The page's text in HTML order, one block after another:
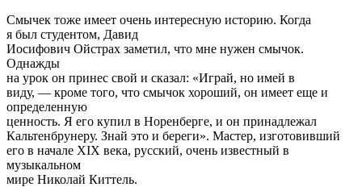
Смычек тоже имеет очень интересную историю. Когда
я был студентом, Давид
Иосифович Ойстрах заметил, что мне нужен смычок.
Однажды
на урок он принес свой и сказал: «Играй, но имей в
виду, — кроме того, что смычок хороший, он имеет еще и
определенную
ценность. Я его купил в Норенберге, и он принадлежал
Кальтенбрунеру. Знай это и береги». Мастер, изготовивший
его в начале XIX века, русский, очень известный в
музыкальном
мире Николай Киттель.